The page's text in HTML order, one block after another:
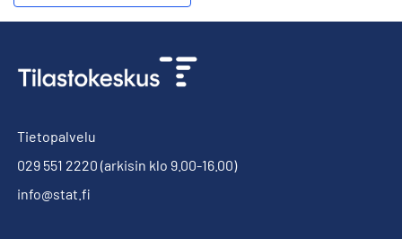
Tietopalvelu
029 551 2220 (arkisin klo 9.00-16.00)
info@stat.fi